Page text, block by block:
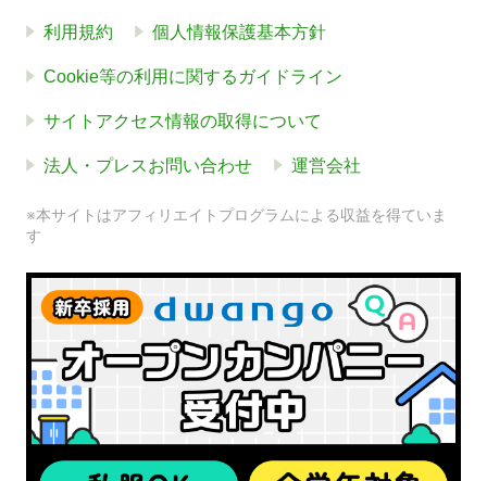
利用規約 個人情報保護基本方針
Cookie等の利用に関するガイドライン
サイトアクセス情報の取得について
法人・プレスお問い合わせ 運営会社
※本サイトはアフィリエイトプログラムによる収益を得ていま
す